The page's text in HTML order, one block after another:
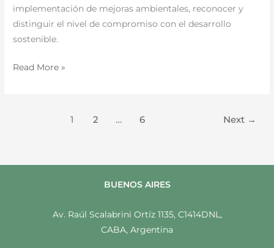
implementación de mejoras ambientales, reconocer y
distinguir el nivel de compromiso con el desarrollo
sostenible.
Ambiental”
–
Resolución
2/2026
Read More »
1 2 … 6 Next →
BUENOS AIRES
Av. Raúl Scalabrini Ortíz 1135, C1414DNL,
CABA, Argentina